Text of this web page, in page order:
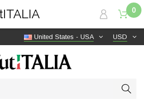
USD
United States - USA
0